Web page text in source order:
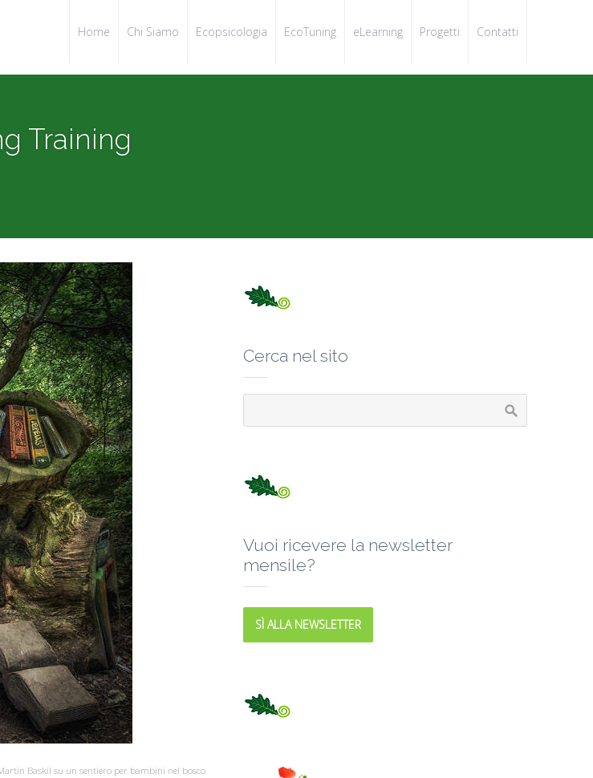
Home Chi Siamo Ecopsicologia EcoTuning eLearning Progetti Contatti
Training
Baskil su un sentiero per bambini nel bosco
Cerca nel sito
Vuoi ricevere la newsletter
mensile?
SÌ ALLA NEWSLETTER